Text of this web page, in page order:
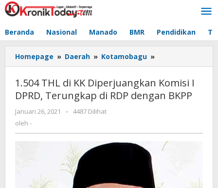
Lewati
ke
Beranda Nasional Manado BMR Pendidikan
Homepage » Daerah » Kotamobagu »
THL
KK
Diperjuangkan
di
1.504 THL di KK Diperjuangkan Komisi I
DPRD, Terungkap di RDP dengan BKPP
Januari 26, 2021
oleh
-
4487 Dilihat
oleh -